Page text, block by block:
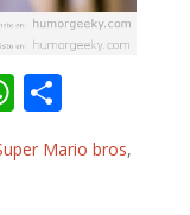
W
h
at
o
m
Mario bros,